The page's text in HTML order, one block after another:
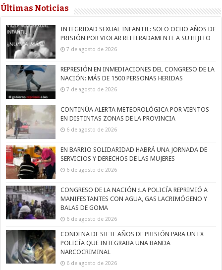
Últimas Noticias
INTEGRIDAD SEXUAL INFANTIL: SOLO OCHO AÑOS DE
PRISIÓN POR VIOLAR REITERADAMENTE A SU HIJITO
7 de agosto de 2026
REPRESIÓN EN INMEDIACIONES DEL CONGRESO DE LA
NACIÓN: MÁS DE 1500 PERSONAS HERIDAS
7 de agosto de 2026
CONTINÚA ALERTA METEOROLÓGICA POR VIENTOS
EN DISTINTAS ZONAS DE LA PROVINCIA
6 de agosto de 2026
EN BARRIO SOLIDARIDAD HABRÁ UNA JORNADA DE
SERVICIOS Y DERECHOS DE LAS MUJERES
6 de agosto de 2026
CONGRESO DE LA NACIÓN :LA POLICÍA REPRIMIÓ A
MANIFESTANTES CON AGUA, GAS LACRIMÓGENO Y
BALAS DE GOMA
6 de agosto de 2026
CONDENA DE SIETE AÑOS DE PRISIÓN PARA UN EX
POLICÍA QUE INTEGRABA UNA BANDA
NARCOCRIMINAL
6 de agosto de 2026